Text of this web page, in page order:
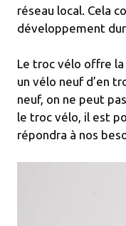
réseau local. Cela
développement
Le troc vélo offre la
un vélo neuf d’en
neuf, on ne peut
le troc vélo, il est
répondra à nos